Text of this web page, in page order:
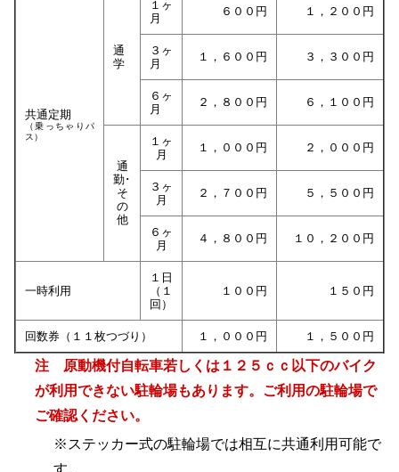
共通定期
（乗っちゃりパ
ス）
通
学
１ヶ
月
６００円 １，２００円
３ヶ
月
１，６００円 ３，３００円
６ヶ
月
２，８００円 ６，１００円
通
勤･
そ
の
他
１ヶ
月
１，０００円 ２，０００円
３ヶ
月
２，７００円 ５，５００円
６ヶ
月
４，８００円 １０，２００円
一時利用
１日
（１
回）
１００円 １５０円
回数券（１１枚つづり） １，０００円 １，５００円
注 原動機付自転車若しくは１２５ｃｃ以下のバイク
が利用できない駐輪場もあります。ご利用の駐輪場で
ご確認ください。
※ステッカー式の駐輪場では相互に共通利用可能で
す。